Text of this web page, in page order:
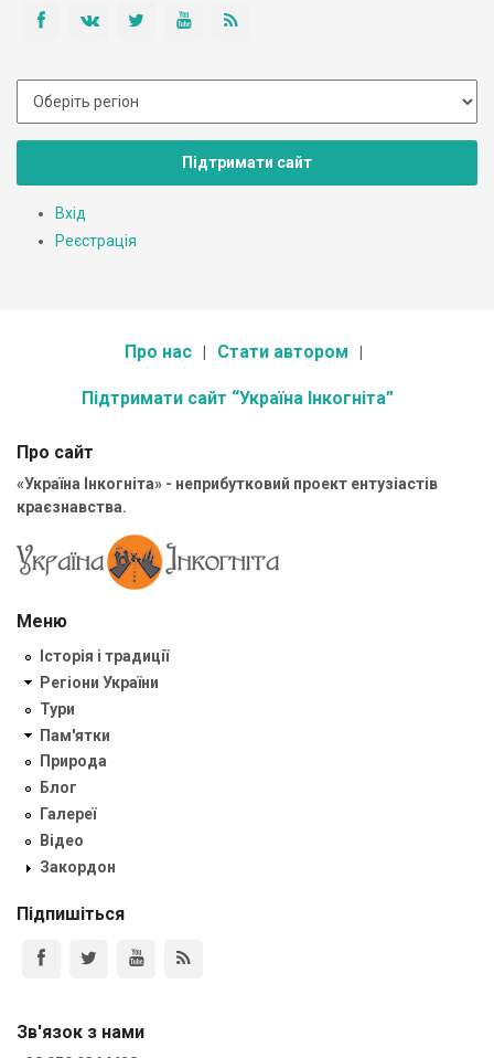
Підтримати сайт
Вхід
Реєстрація
Про нас Стати автором
Підтримати сайт “Україна Інкогніта”
Про сайт
«Україна Інкогніта» - неприбутковий проект ентузіастів
краєзнавства.
Меню
Історія і традиції
Регіони України
Тури
Пам'ятки
Природа
Блог
Галереї
Відео
Закордон
Підпишіться
Зв'язок з нами